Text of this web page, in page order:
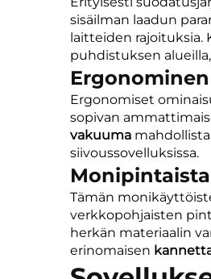
sisäilman laadun
laitteiden rajoituksia.
puhdistuksen
Ergonomiset
sopivan
vakuuma
siivoussovelluksissa.
Tämän
verkkopohjaisten
herkän materiaalin
erinomaisen